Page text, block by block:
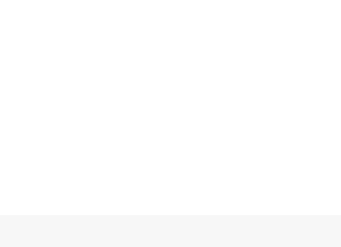
Balde interno: chapa